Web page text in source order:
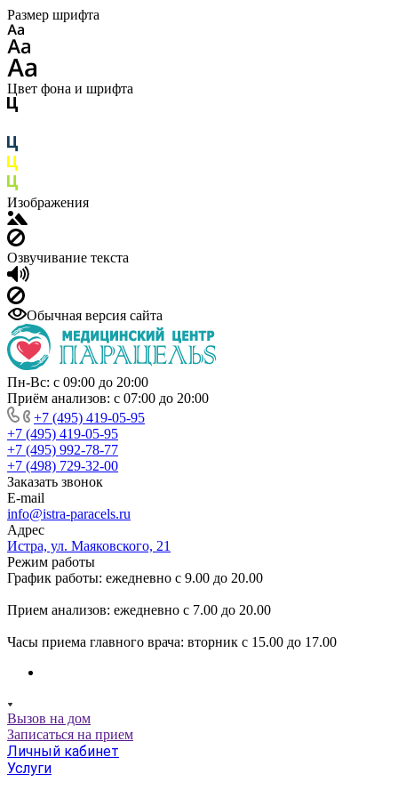
Размер шрифта
Цвет фона и шрифта
Изображения
Озвучивание текста
Обычная версия сайта
Пн-Вс: с 09:00 до 20:00
Приём анализов: с 07:00 до 20:00
+7 (495) 419-05-95
+7 (495) 419-05-95
+7 (495) 992-78-77
+7 (498) 729-32-00
Заказать звонок
E-mail
info@istra-paracels.ru
Адрес
Истра, ул. Маяковского, 21
Режим работы
График работы: ежедневно с 9.00 до 20.00
Прием анализов: ежедневно с 7.00 до 20.00
Часы приема главного врача: вторник с 15.00 до 17.00
Вызов на дом
Записаться на прием
Личный кабинет
Услуги